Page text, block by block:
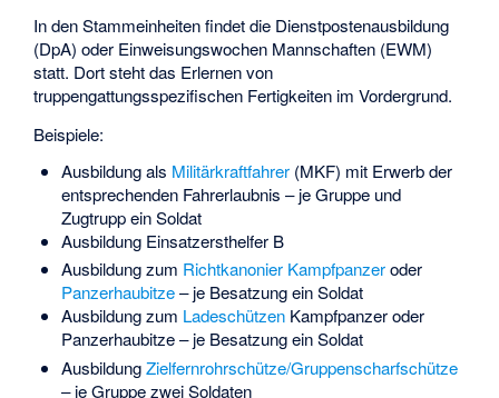
In den Stammeinheiten findet die Dienstpostenausbildung
(DpA) oder Einweisungswochen Mannschaften (EWM)
statt. Dort steht das Erlernen von
truppengattungsspezifischen Fertigkeiten im Vordergrund.
Beispiele:
Ausbildung als Militärkraftfahrer(MKF) mit Erwerb der
entsprechenden Fahrerlaubnis – je Gruppe und
Zugtrupp ein Soldat
Ausbildung Einsatzersthelfer B
Ausbildung zum Richtkanonier Kampfpanzeroder
Panzerhaubitze– je Besatzung ein Soldat
Ausbildung zum LadeschützenKampfpanzer oder
Panzerhaubitze – je Besatzung ein Soldat
AusbildungZielfernrohrschütze/Gruppenscharfschütze
– je Gruppe zwei Soldaten